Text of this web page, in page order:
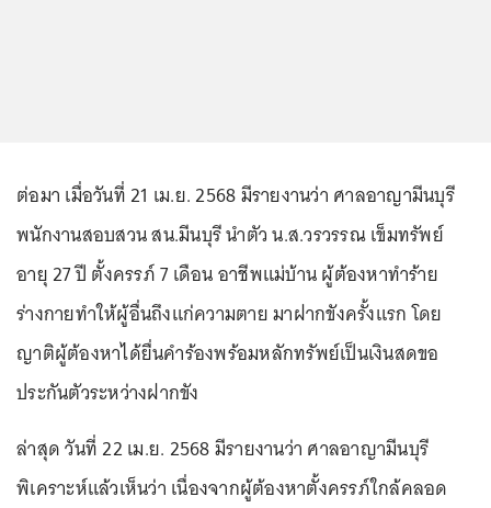
ต่อมา เมื่อวันที่ 21 เม.ย. 2568 มีรายงานว่า ศาลอาญามีนบุรี
พนักงานสอบสวน สน.มีนบุรี นำตัว น.ส.วรวรรณ เข็มทรัพย์
อายุ 27 ปี ตั้งครรภ์ 7 เดือน อาชีพแม่บ้าน ผู้ต้องหาทำร้าย
ร่างกายทำให้ผู้อื่นถึงแก่ความตาย มาฝากขังครั้งแรก โดย
ญาติผู้ต้องหาได้ยื่นคำร้องพร้อมหลักทรัพย์เป็นเงินสดขอ
ประกันตัวระหว่างฝากขัง
ล่าสุด วันที่ 22 เม.ย. 2568 มีรายงานว่า ศาลอาญามีนบุรี
พิเคราะห์แล้วเห็นว่า เนื่องจากผู้ต้องหาตั้งครรภ์ใกล้คลอด